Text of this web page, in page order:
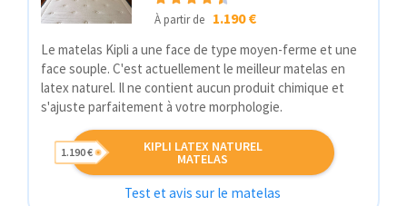
À partir de 1.190 €
Le matelas Kipli a une face de type moyen-ferme et une
face souple. C'est actuellement le meilleur matelas en
latex naturel. Il ne contient aucun produit chimique et
s'ajuste parfaitement à votre morphologie.
KIPLI LATEX NATUREL
MATELAS
1.190 €
Test et avis sur le matelas